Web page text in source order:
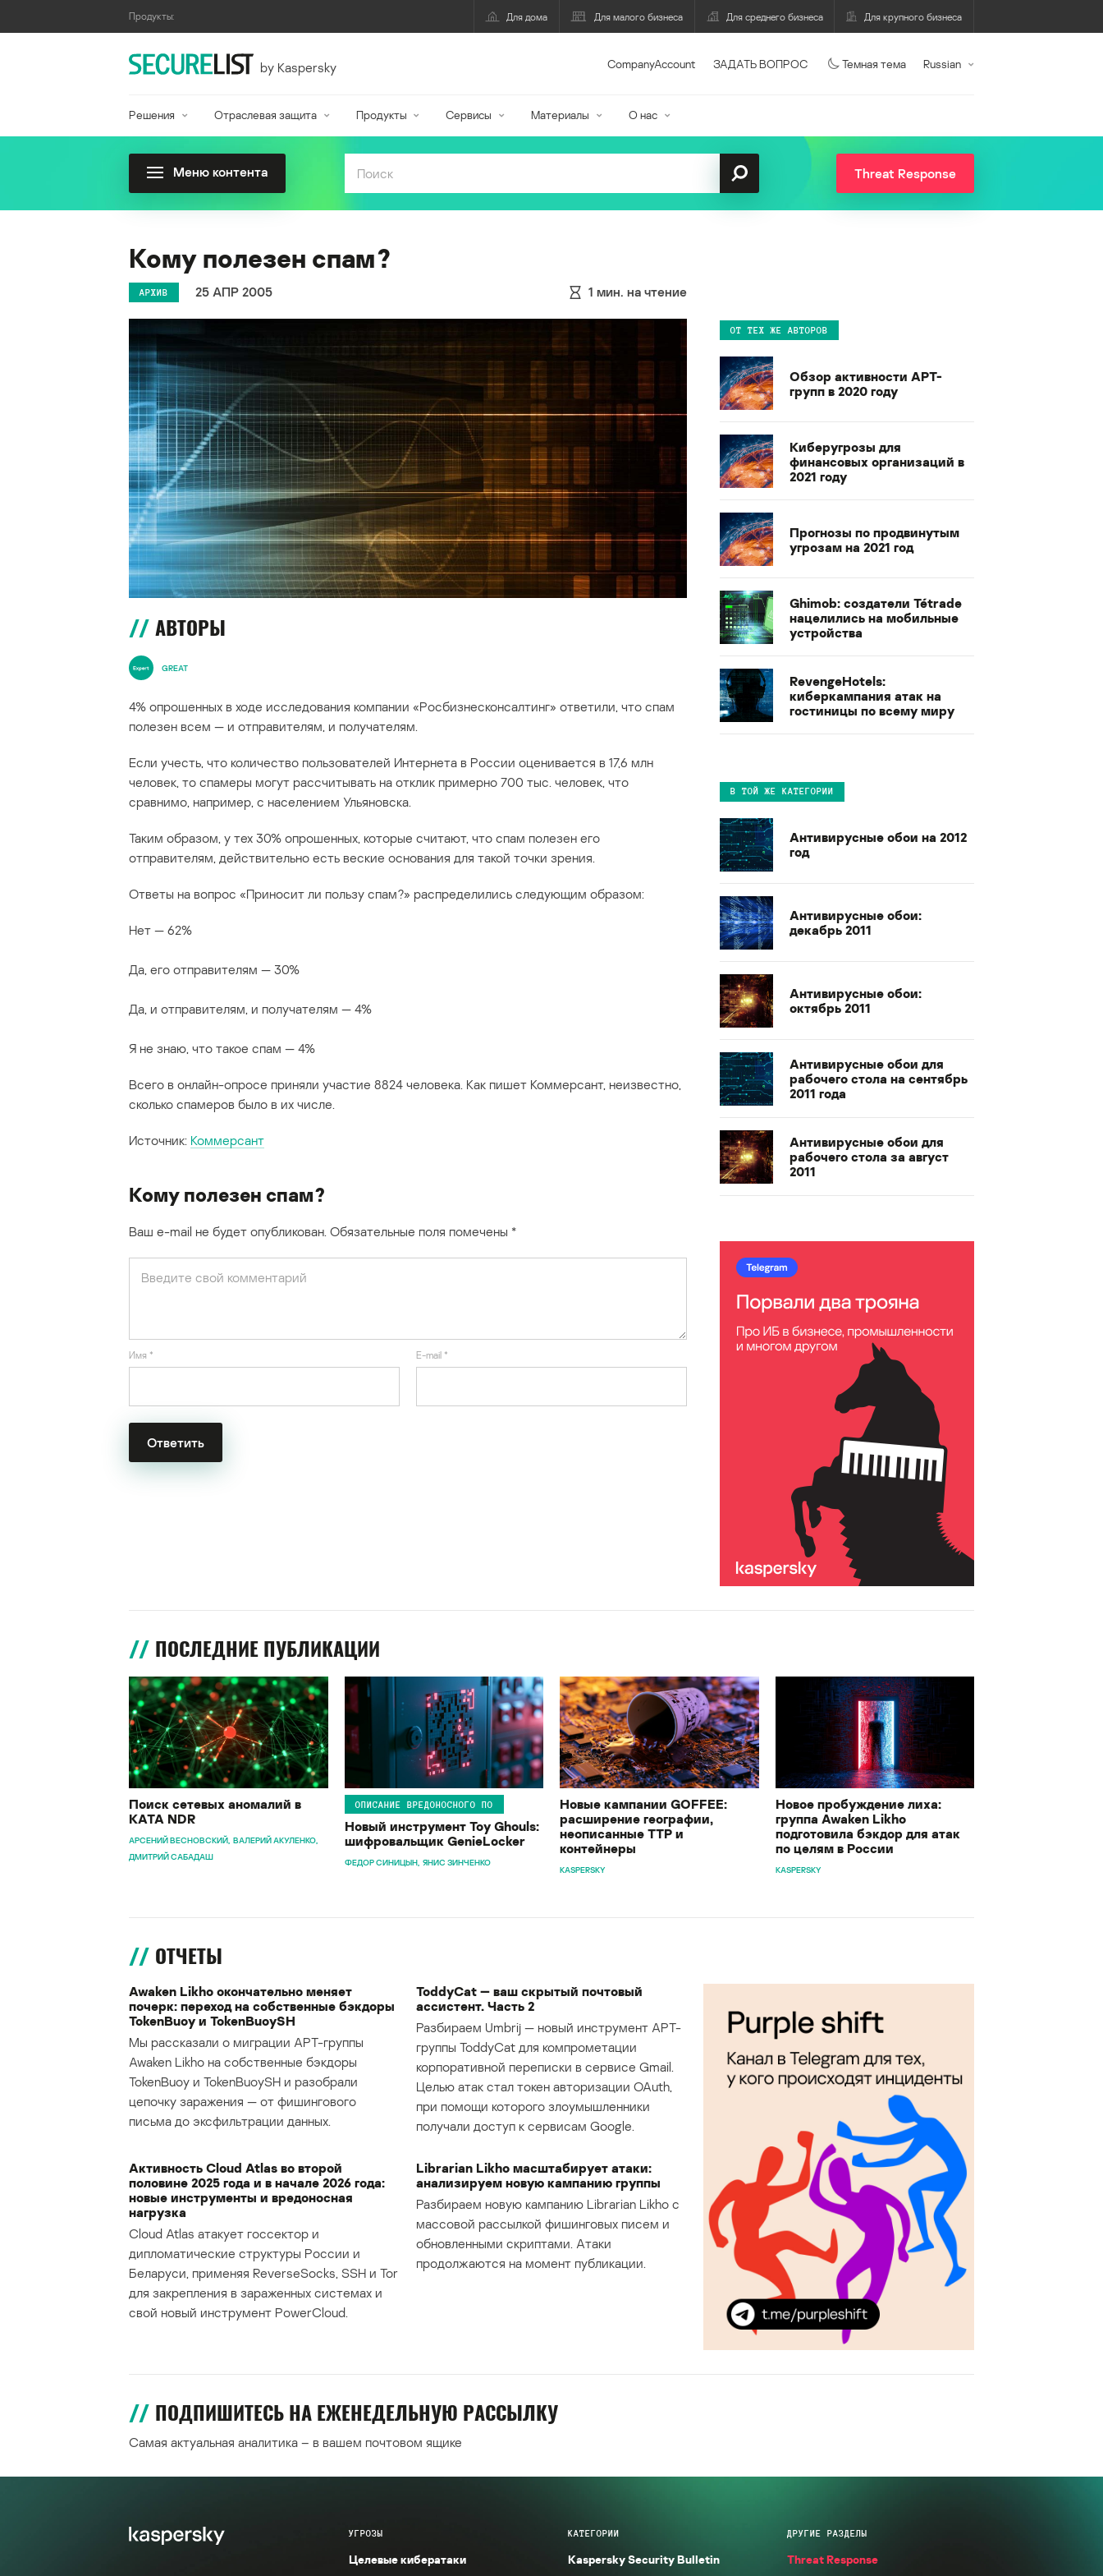
Продукты: Для дома Для малого бизнеса Для среднего бизнеса Для крупного бизнеса
by Kaspersky CompanyAccount ЗАДАТЬ ВОПРОС Темная тема Russian
Решения Отраслевая защита Продукты Сервисы Материалы О нас
Меню контента Threat Response
Кому полезен спам?
АРХИВ 25 АПР 2005 1 мин. на чтение
АВТОРЫ
GREAT
4% опрошенных в ходе исследования компании «Росбизнесконсалтинг» ответили, что спам
полезен всем — и отправителям, и получателям.
Если учесть, что количество пользователей Интернета в России оценивается в 17,6 млн
человек, то спамеры могут рассчитывать на отклик примерно 700 тыс. человек, что
сравнимо, например, с населением Ульяновска.
Таким образом, у тех 30% опрошенных, которые считают, что спам полезен его
отправителям, действительно есть веские основания для такой точки зрения.
Ответы на вопрос «Приносит ли пользу спам?» распределились следующим образом:
Нет — 62%
Да, его отправителям — 30%
Да, и отправителям, и получателям — 4%
Я не знаю, что такое спам — 4%
Всего в онлайн-опросе приняли участие 8824 человека. Как пишет Коммерсант, неизвестно,
сколько спамеров было в их числе.
Источник: Коммерсант
Кому полезен спам?
Ваш e-mail не будет опубликован. Обязательные поля помечены *
Имя * E-mail *
ОТ ТЕХ ЖЕ АВТОРОВ
Обзор активности APT-
групп в 2020 году
Киберугрозы для
финансовых организаций в
2021 году
Прогнозы по продвинутым
угрозам на 2021 год
Ghimob: создатели Tétrade
нацелились на мобильные
устройства
RevengeHotels:
киберкампания атак на
гостиницы по всему миру
В ТОЙ ЖЕ КАТЕГОРИИ
Антивирусные обои на 2012
год
Антивирусные обои:
декабрь 2011
Антивирусные обои:
октябрь 2011
Антивирусные обои для
рабочего стола на сентябрь
2011 года
Антивирусные обои для
рабочего стола за август
2011
ПОСЛЕДНИЕ ПУБЛИКАЦИИ
Поиск сетевых аномалий в
KATA NDR
АРСЕНИЙ ВЕСНОВСКИЙ ВАЛЕРИЙ АКУЛЕНКО
ДМИТРИЙ САБАДАШ
ОПИСАНИЕ ВРЕДОНОСНОГО ПО
Новый инструмент Toy Ghouls:
шифровальщик GenieLocker
ФЕДОР СИНИЦЫН ЯНИС ЗИНЧЕНКО
Новые кампании GOFFEE:
расширение географии,
неописанные TTP и
контейнеры
KASPERSKY
Новое пробуждение лиха:
группа Awaken Likho
подготовила бэкдор для атак
по целям в России
KASPERSKY
ОТЧЕТЫ
Awaken Likho окончательно меняет
почерк: переход на собственные бэкдоры
TokenBuoy и TokenBuoySH
Мы рассказали о миграции APT-группы
Awaken Likho на собственные бэкдоры
TokenBuoy и TokenBuoySH и разобрали
цепочку заражения — от фишингового
письма до эксфильтрации данных.
ToddyCat — ваш скрытый почтовый
ассистент. Часть 2
Разбираем Umbrij — новый инструмент APT-
группы ToddyCat для компрометации
корпоративной переписки в сервисе Gmail.
Целью атак стал токен авторизации OAuth,
при помощи которого злоумышленники
получали доступ к сервисам Google.
Активность Cloud Atlas во второй
половине 2025 года и в начале 2026 года:
новые инструменты и вредоносная
нагрузка
Cloud Atlas атакует госсектор и
дипломатические структуры России и
Беларуси, применяя ReverseSocks, SSH и Tor
для закрепления в зараженных системах и
свой новый инструмент PowerCloud.
Librarian Likho масштабирует атаки:
анализируем новую кампанию группы
Разбираем новую кампанию Librarian Likho с
массовой рассылкой фишинговых писем и
обновленными скриптами. Атаки
продолжаются на момент публикации.
ПОДПИШИТЕСЬ НА ЕЖЕНЕДЕЛЬНУЮ РАССЫЛКУ
Самая актуальная аналитика – в вашем почтовом ящике
УГРОЗЫ
Целевые кибератаки
КАТЕГОРИИ
Kaspersky Security Bulletin
ДРУГИЕ РАЗДЕЛЫ
Threat Response